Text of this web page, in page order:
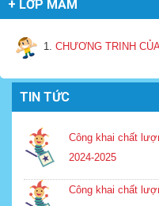
+ LỚP MẦM
1. CHƯƠNG TRINH
TIN TỨC
Công khai chất
2024-2025
Công khai chất